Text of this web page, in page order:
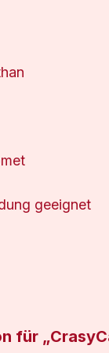
geeignet
für